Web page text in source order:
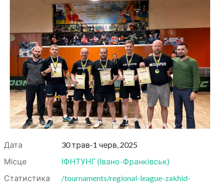
Дата
30 трав-1 черв, 2025
Місце
ІФНТУНГ(Івано-Франківськ)
Статистика
/tournaments/regional-league-zakhid-